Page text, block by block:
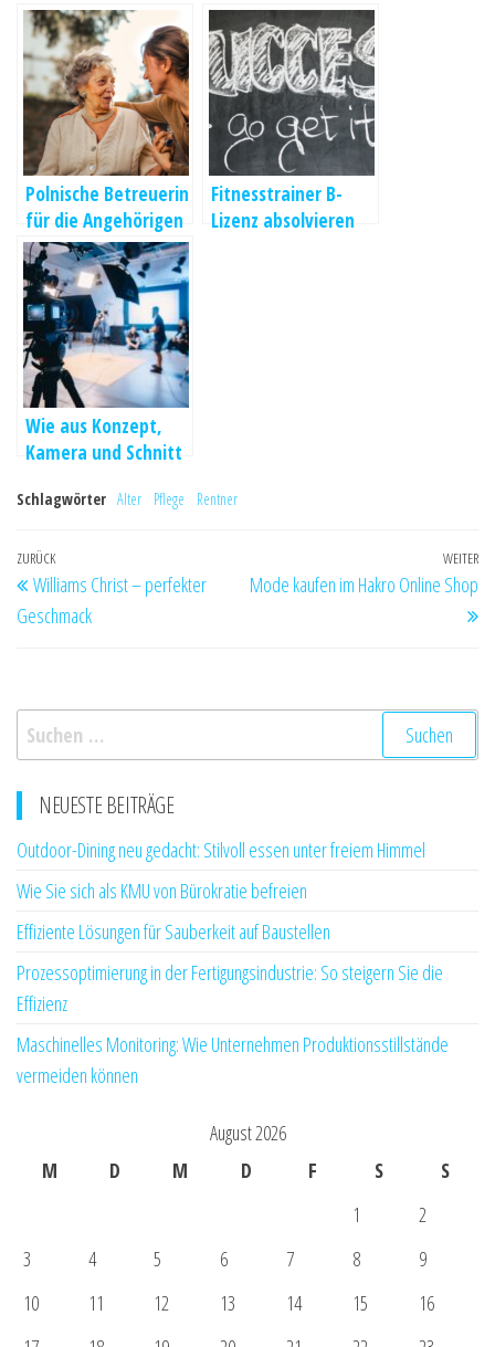
Polnische Betreuerin
für die Angehörigen
engagieren
Fitnesstrainer B-
Lizenz absolvieren
Wie aus Konzept,
Kamera und Schnitt
entsteht
Schlagwörter Alter Pflege Rentner
Beitragsnavigation
Vorheriger
Beitrag
ZURÜCK
Williams Christ – perfekter
Geschmack
WEITER
Mode kaufen im Hakro Online Shop
Suchen
nach:
NEUESTE BEITRÄGE
Outdoor-Dining neu gedacht: Stilvoll essen unter freiem Himmel
Wie Sie sich als KMU von Bürokratie befreien
Effiziente Lösungen für Sauberkeit auf Baustellen
Prozessoptimierung in der Fertigungsindustrie: So steigern Sie die
Effizienz
Maschinelles Monitoring: Wie Unternehmen Produktionsstillstände
vermeiden können
August 2026
M
D M D F S
S
1
2
3
4 5 6 7 8
9
10
11 12 13 14 15
16